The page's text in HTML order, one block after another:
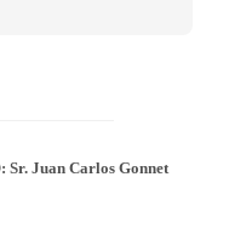
Sr. Juan Carlos Gonnet